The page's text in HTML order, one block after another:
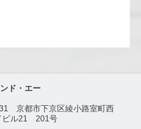
ド・エー
京都市下京区綾小路室町西
ビル21 201号